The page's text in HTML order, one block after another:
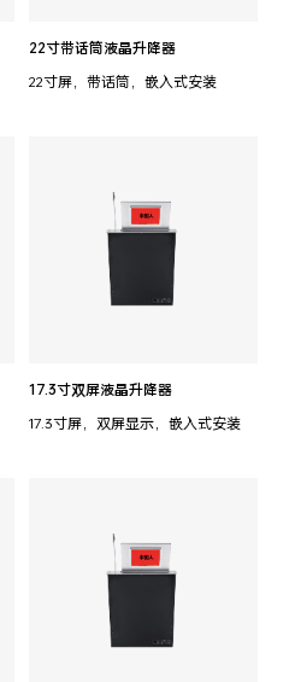
22寸带话筒液晶升降器
22寸屏，带话筒，嵌入式安装
17.3寸双屏液晶升降器
17.3寸屏，双屏显示，嵌入式安装